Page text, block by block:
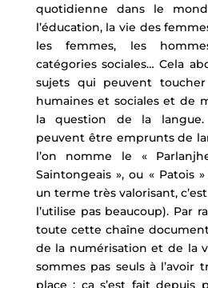
quotidienne dans le
l’éducation, la vie des
les femmes, les
catégories sociales… Cela
sujets qui peuvent
humaines et sociales et de
la question de la langue.
peuvent être emprunts de
l’on nomme le «
Saintongeais », ou « Patois
un terme très valorisant,
l’utilise pas beaucoup). Par
toute cette chaîne
de la numérisation et de la
sommes pas seuls à l’avoir
place : ça s’est fait depuis